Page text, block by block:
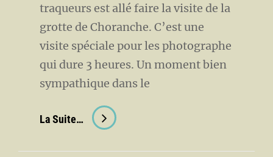
traqueurs est allé faire la visite de la
grotte de Choranche. C’est une
visite spéciale pour les photographe
qui dure 3 heures. Un moment bien
sympathique dans le
La Suite… Sortie
La